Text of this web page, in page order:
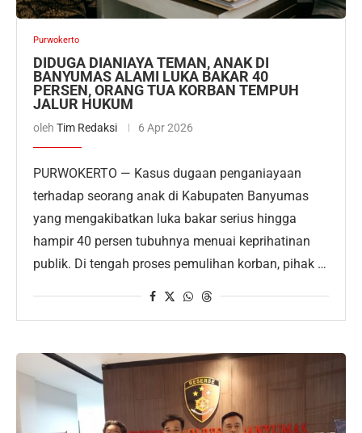
Purwokerto
DIDUGA DIANIAYA TEMAN, ANAK DI
BANYUMAS ALAMI LUKA BAKAR 40
PERSEN, ORANG TUA KORBAN TEMPUH
JALUR HUKUM
oleh Tim Redaksi 6 Apr 2026
PURWOKERTO — Kasus dugaan penganiayaan
terhadap seorang anak di Kabupaten Banyumas
yang mengakibatkan luka bakar serius hingga
hampir 40 persen tubuhnya menuai keprihatinan
publik. Di tengah proses pemulihan korban, pihak …